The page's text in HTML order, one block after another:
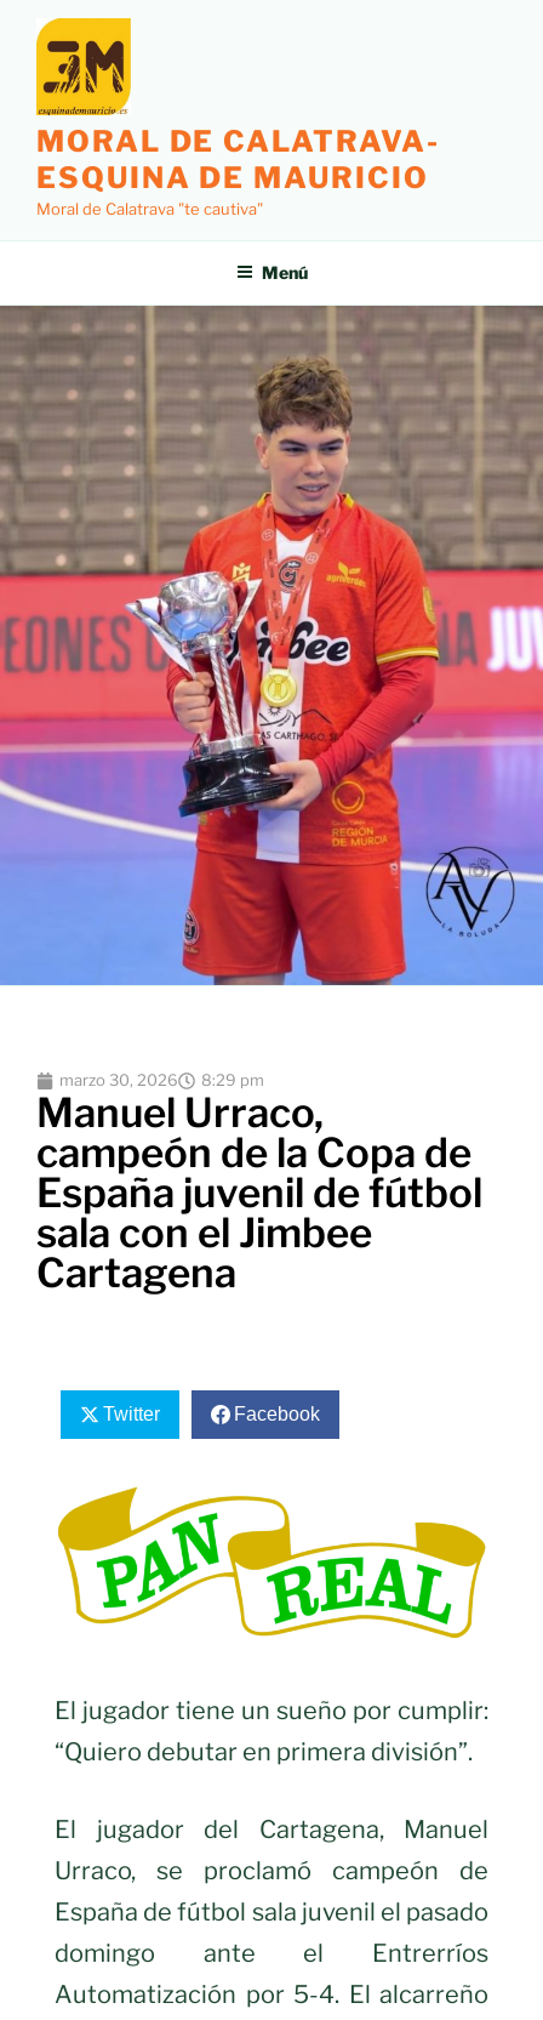
MORAL DE CALATRAVA-
ESQUINA DE MAURICIO
Moral de Calatrava "te cautiva"
Menú
marzo 30, 2026 8:29 pm
Manuel Urraco,
campeón de la Copa de
España juvenil de fútbol
sala con el Jimbee
Cartagena
Twitter Facebook
El jugador tiene un sueño por cumplir:
“Quiero debutar en primera división”.
El jugador del Cartagena, Manuel
Urraco, se proclamó campeón de
España de fútbol sala juvenil el pasado
domingo ante el Entrerríos
Automatización por 5-4. El alcarreño